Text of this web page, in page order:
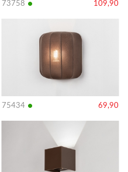
73758 • 109,90
75434 • 69,90
Bekijk